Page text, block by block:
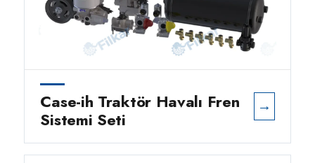
Case-ih Traktör Havalı Fren
Sistemi Seti
→